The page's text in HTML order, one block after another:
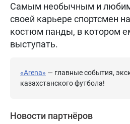
Самым необычным и
своей карьере спортсмен
костюм панды, в котором
выступать.
«Arena» — главные события,
казахстанского футбола!